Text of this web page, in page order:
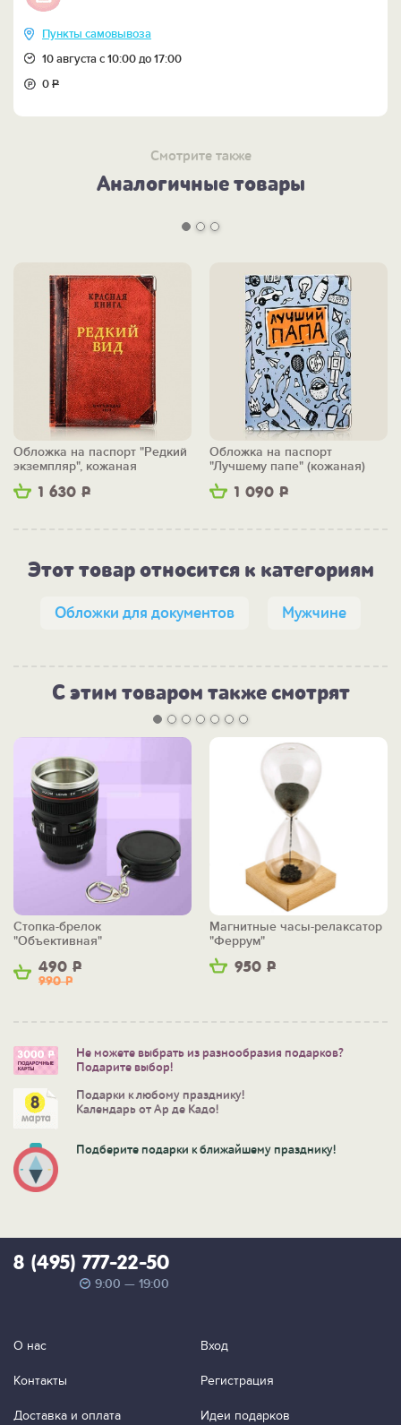
Пункты самовывоза
10 августа с 10:00 до 17:00
0Р
Смотрите также
Аналогичные товары
1 630 Р
Обложка на паспорт "Редкий
экземпляр", кожаная
1 090 Р
Обложка на паспорт
"Лучшему папе" (кожаная)
Этот товар относится к категориям
Обложки для документов Мужчине
С этим товаром также смотрят
490 Р
990Р
Стопка-брелок
"Объективная"
950 Р
Магнитные часы-релаксатор
"Феррум"
Не можете выбрать из разнообразия подарков?
Подарите выбор!
Подарки к любому празднику!
Календарь от Ар де Кадо!
Подберите подарки к ближайшему празднику!
8 (495) 777-22-50
9:00 — 19:00
О нас
Контакты
Доставка и оплата
Вход
Регистрация
Идеи подарков